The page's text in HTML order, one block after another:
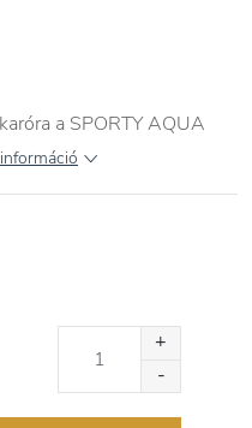
a SPORTY AQUA